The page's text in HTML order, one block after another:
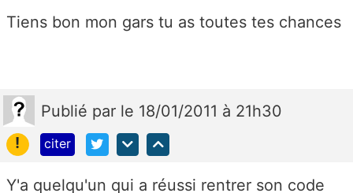
Tiens bon mon gars tu as toutes tes chances
Publié par le 18/01/2011 à 21h30
!
citer
Y'a quelqu'un qui a réussi rentrer son code